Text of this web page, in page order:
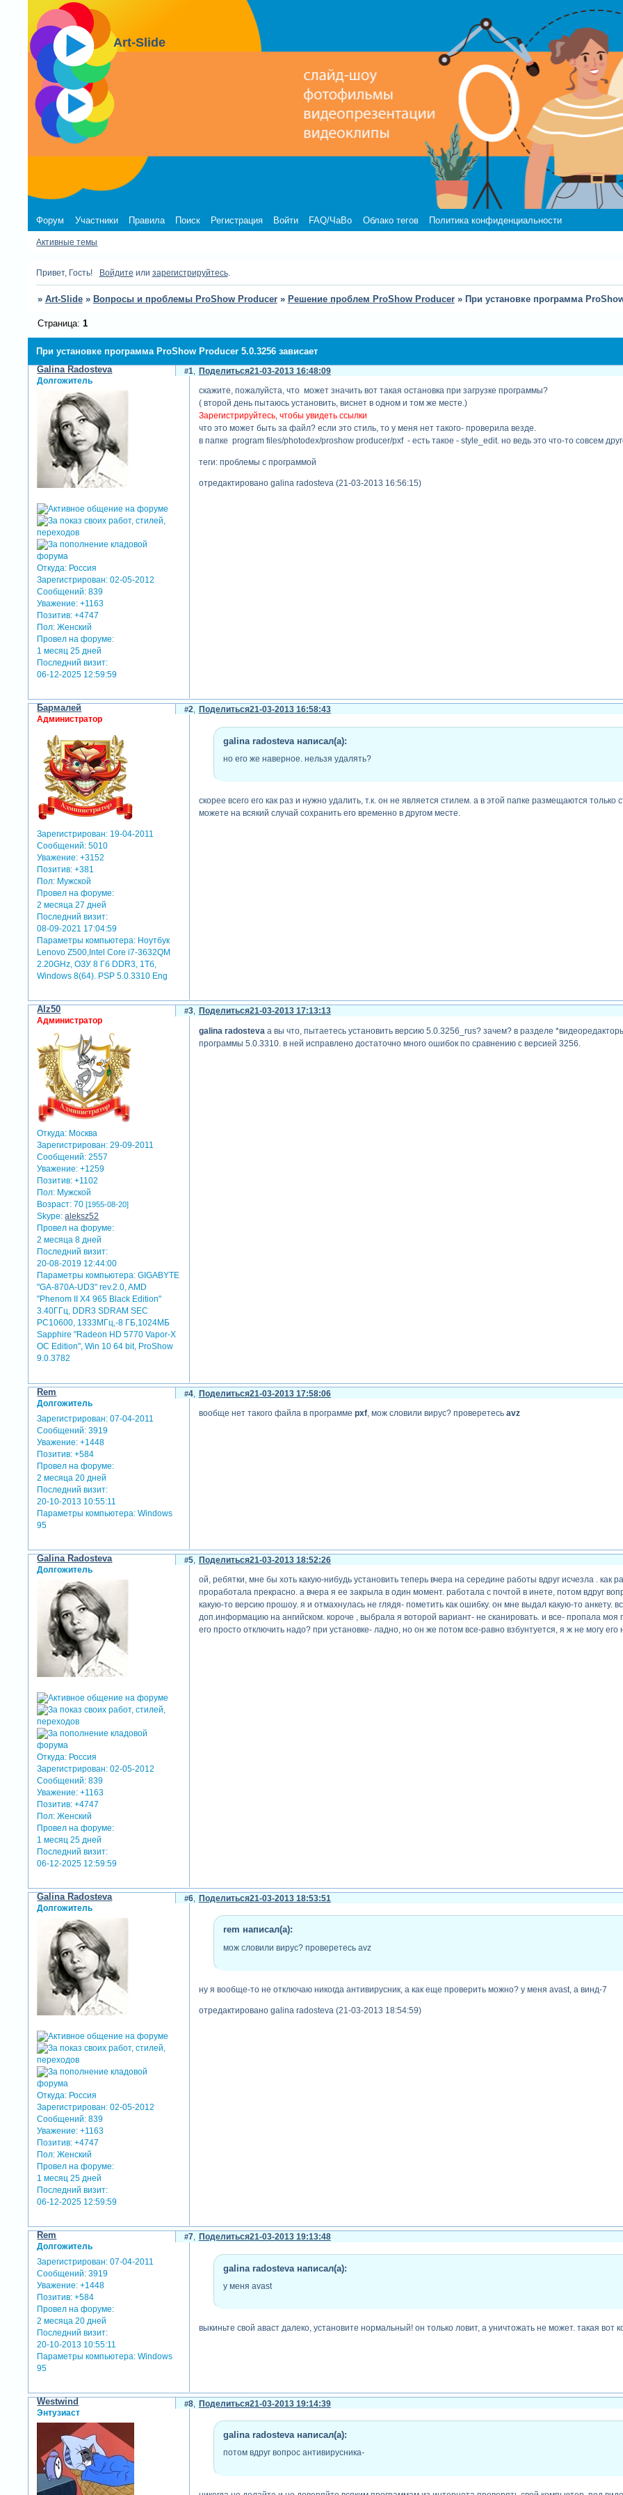
Art-Slide
Форум Участники Правила Поиск Регистрация Войти FAQ/ЧаВо Облако тегов Политика конфиденциальности
Активные темы
Привет, Гость! Войдите или зарегистрируйтесь.
» Art-Slide » Вопросы и проблемы ProShow Producer » Решение проблем ProShow Producer » При установке программа
При установке программа ProShow Producer 5.0.3256 зависает
Страница: 1
Поделиться
1 21-03-2013 16:48:09
Galina Radosteva
Долгожитель
Откуда: Россия
Зарегистрирован: 02-05-2012
Сообщений: 839
Уважение: +1163
Позитив: +4747
Пол: Женский
Провел на форуме:
1 месяц 25 дней
Последний визит:
06-12-2025 12:59:59
скажите, пожалуйста, что может значить вот такая остановка при загрузке программы?
( второй день пытаюсь установить, виснет в одном и том же месте.)
Зарегистрируйтесь, чтобы увидеть ссылки
что это может быть за файл? если это стиль, то у меня нет такого- проверила везде.
в папке program files/photodex/proshow producer/pxf - есть такое - style_edit. но ведь это что-то совсем
теги: проблемы с программой
отредактировано galina radosteva (21-03-2013 16:56:15)
Поделиться
2 21-03-2013 16:58:43
Бармалей
Администратор
Зарегистрирован: 19-04-2011
Сообщений: 5010
Уважение: +3152
Позитив: +381
Пол: Мужской
Провел на форуме:
2 месяца 27 дней
Последний визит:
08-09-2021 17:04:59
Параметры компьютера: Ноутбук
Lenovo Z500,Intel Core i7-3632QM
2.20GHz, ОЗУ 8 Гб DDR3, 1Тб,
Windows 8(64). PSP 5.0.3310 Eng
galina radosteva написал(а):
но его же наверное. нельзя удалять?
скорее всего его как раз и нужно удалить, т.к. он не является стилем. а в этой папке размещаются только
можете на всякий случай сохранить его временно в другом месте.
Поделиться
3 21-03-2013 17:13:13
Alz50
Администратор
Откуда: Москва
Зарегистрирован: 29-09-2011
Сообщений: 2557
Уважение: +1259
Позитив: +1102
Пол: Мужской
Возраст: 70[1955-08-20]
Skype: aleksz52
Провел на форуме:
2 месяца 8 дней
Последний визит:
20-08-2019 12:44:00
Параметры компьютера: GIGABYTE
"GA-870A-UD3" rev.2.0, AMD
"Phenom II X4 965 Black Edition"
3.40ГГц, DDR3 SDRAM SEC
PC10600, 1333МГц,-8 ГБ,1024МБ
Sapphire "Radeon HD 5770 Vapor-X
OC Edition", Win 10 64 bit, ProShow
9.0.3782
galina radostevaа вы что, пытаетесь установить версию 5.0.3256_rus? зачем? в разделе
программы 5.0.3310. в ней исправлено достаточно много ошибок по сравнению с версией 3256.
Поделиться
4 21-03-2013 17:58:06
Rem
Долгожитель
Зарегистрирован: 07-04-2011
Сообщений: 3919
Уважение: +1448
Позитив: +584
Провел на форуме:
2 месяца 20 дней
Последний визит:
20-10-2013 10:55:11
Параметры компьютера: Windows
95
вообще нет такого файла в программе pxf, мож словили вирус? проверетесь avz
Поделиться
5 21-03-2013 18:52:26
Galina Radosteva
Долгожитель
Откуда: Россия
Зарегистрирован: 02-05-2012
Сообщений: 839
Уважение: +1163
Позитив: +4747
Пол: Женский
Провел на форуме:
1 месяц 25 дней
Последний визит:
06-12-2025 12:59:59
ой, ребятки, мне бы хоть какую-нибудь установить теперь вчера на середине работы вдруг исчезла . как
проработала прекрасно. а вчера я ее закрыла в один момент. работала с почтой в инете, потом вдруг
какую-то версию прошоу. я и отмахнулась не глядя- пометить как ошибку. он мне выдал какую-то анкету.
доп.информацию на ангийском. короче , выбрала я воторой вариант- не сканировать. и все- пропала
его просто отключить надо? при установке- ладно, но он же потом все-равно взбунтуется, я ж не могу его
Поделиться
6 21-03-2013 18:53:51
Galina Radosteva
Долгожитель
Откуда: Россия
Зарегистрирован: 02-05-2012
Сообщений: 839
Уважение: +1163
Позитив: +4747
Пол: Женский
Провел на форуме:
1 месяц 25 дней
Последний визит:
06-12-2025 12:59:59
rem написал(а):
мож словили вирус? проверетесь avz
ну я вообще-то не отключаю никогда антивирусник, а как еще проверить можно? у меня avast, а винд-7
отредактировано galina radosteva (21-03-2013 18:54:59)
Поделиться
7 21-03-2013 19:13:48
Rem
Долгожитель
Зарегистрирован: 07-04-2011
Сообщений: 3919
Уважение: +1448
Позитив: +584
Провел на форуме:
2 месяца 20 дней
Последний визит:
20-10-2013 10:55:11
Параметры компьютера: Windows
95
galina radosteva написал(а):
у меня avast
выкиньте свой аваст далеко, установите нормальный! он только ловит, а уничтожать не может. такая вот
Поделиться
8 21-03-2013 19:14:39
Westwind
Энтузиаст
galina radosteva написал(а):
потом вдруг вопрос антивирусника-